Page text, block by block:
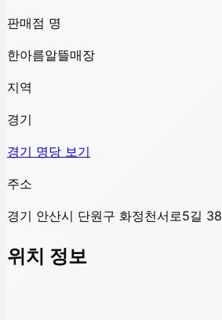
판매점 명
한아름알뜰매장
지역
경기
경기 명당 보기
주소
경기 안산시 단원구 화정천서로5길 38
위치 정보